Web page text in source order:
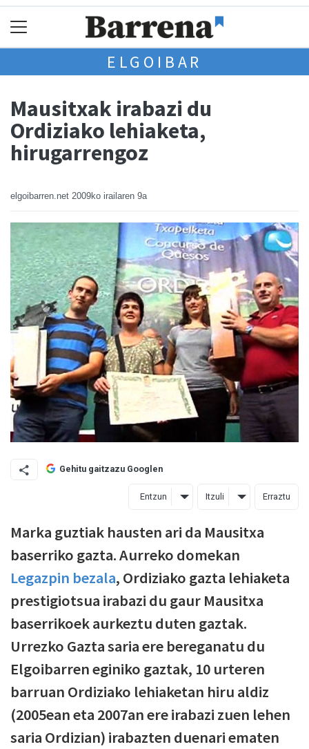
ELGOIBAR
Mausitxak irabazi du
Ordiziako lehiaketa,
hirugarrengoz
elgoibarren.net 2009ko irailaren 9a
Gehitu gaitzazu Googlen
Entzun Itzuli Erraztu
Marka guztiak hausten ari da Mausitxa
baserriko gazta. Aurreko domekan
Legazpin bezala, Ordiziako gazta lehiaketa
prestigiotsua irabazi du gaur Mausitxa
baserrikoek aurkeztu duten gaztak.
Urrezko Gazta saria ere bereganatu du
Elgoibarren eginiko gaztak, 10 urteren
barruan Ordiziako lehiaketan hiru aldiz
(2005ean eta 2007an ere irabazi zuen lehen
saria Ordizian) irabazten duenari ematen